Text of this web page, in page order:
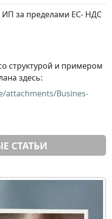
за пределами ЕС- НДС
структурой и примером
здесь:
attachments/Busines-
СТАТЬИ